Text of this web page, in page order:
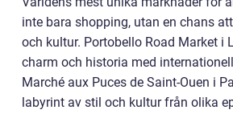
inte bara shopping, utan en chans
och kultur. Portobello Road Market i
charm och historia med
Marché aux Puces de Saint-Ouen i
labyrint av stil och kultur från olika